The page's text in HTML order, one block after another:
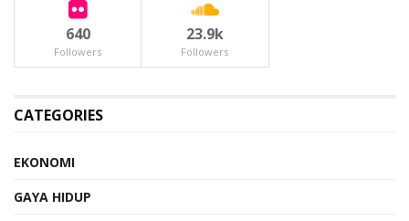
640
Followers
23.9k
Followers
CATEGORIES
EKONOMI
GAYA HIDUP